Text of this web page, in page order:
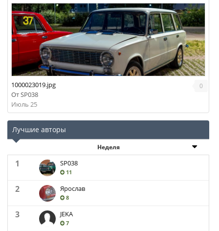
0
1000023019.jpg
ОтSP038
Июль 25
Лучшие авторы
Неделя
1 SP038
11
2 Ярослав
8
3 JEKA
7